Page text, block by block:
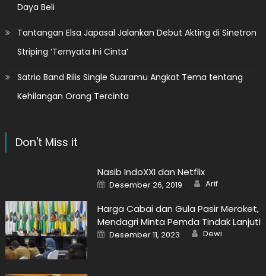
Daya Beli
Tantangan Elsa Japasal Jalankan Debut Akting di Sinetron
Striping ‘Ternyata Ini Cinta’
Satrio Band Rilis Single Suaramu Angkat Tema tentang
Kehilangan Orang Tercinta
Don't Miss it
Nasib IndoXXI dan Netflix
Posted
on
Desember 26, 2019 Author
Arif
Harga Cabai dan Gula Pasir Meroket,
Mendagri Minta Pemda Tindak Lanjuti
Posted
on
Desember 11, 2023 Author
Dewi